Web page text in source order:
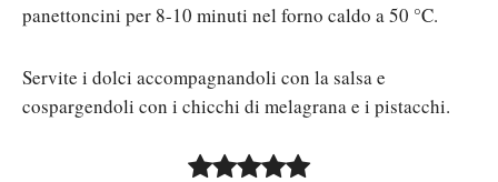
panettoncini per 8-10 minuti nel forno caldo a 50 °C.
Servite i dolci accompagnandoli con la salsa e
cospargendoli con i chicchi di melagrana e i pistacchi.